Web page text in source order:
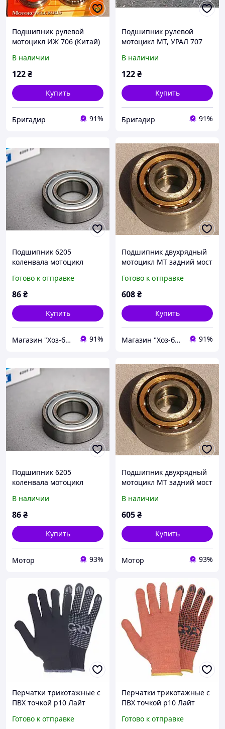
Подшипник рулевой
мотоцикл ИЖ 706 (Китай)
В наличии
122₴
Купить
Бригадир 91%
Подшипник рулевой
мотоцикл МТ, УРАЛ 707
В наличии
122₴
Купить
Бригадир 91%
Подшипник 6205
коленвала мотоцикл
Готово к отправке
86₴
Купить
Магазин "Хоз-блок" 91%
Подшипник двухрядный
мотоцикл МТ задний мост
Готово к отправке
608₴
Купить
Магазин "Хоз-блок" 91%
Подшипник 6205
коленвала мотоцикл
В наличии
86₴
Купить
Мотор 93%
Подшипник двухрядный
мотоцикл МТ задний мост
В наличии
605₴
Купить
Мотор 93%
Перчатки трикотажные с
ПВХ точкой р10 Лайт
парам GRAD (9442755)
Готово к отправке
Перчатки трикотажные с
ПВХ точкой р10 Лайт
парам GRAD (9442775)
Готово к отправке